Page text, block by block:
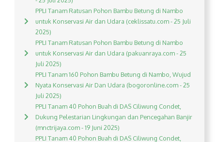
PPLI Tanam Ratusan Pohon Bambu Betung di Nambo
untuk Konservasi Air dan Udara (ceklissatu.com - 25 Juli
2025)
PPLI Tanam Ratusan Pohon Bambu Betung di Nambo
untuk Konservasi Air dan Udara (pakuanraya.com - 25
Juli 2025)
PPLI Tanam 160 Pohon Bambu Betung di Nambo, Wujud
Nyata Konservasi Air Dan Udara (bogoronline.com - 25
Juli 2025)
PPLI Tanam 40 Pohon Buah di DAS Ciliwung Condet,
Dukung Pelestarian Lingkungan dan Pencegahan Banjir
(mnctrijaya.com - 19 Juni 2025)
PPLI Tanam 40 Pohon Buah di DAS Ciliwung Condet,